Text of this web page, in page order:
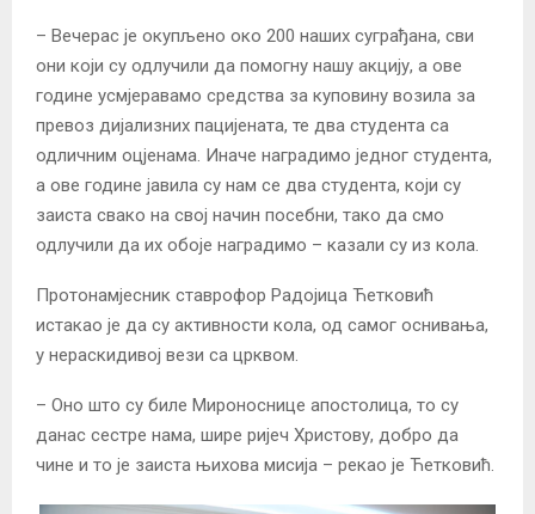
– Вечерас је окупљено око 200 наших суграђана, сви
они који су одлучили да помогну нашу акцију, а ове
године усмјеравамо средства за куповину возила за
превоз дијализних пацијената, те два студента са
одличним оцјенама. Иначе наградимо једног студента,
а ове године јавила су нам се два студента, који су
заиста свако на свој начин посебни, тако да смо
одлучили да их обоје наградимо – казали су из кола.
Протонамјесник ставрофор Радојица Ћетковић
истакао је да су активности кола, од самог оснивања,
у нераскидивој вези са црквом.
– Оно што су биле Мироноснице апостолица, то су
данас сестре нама, шире ријеч Христову, добро да
чине и то је заиста њихова мисија – рекао је Ћетковић.